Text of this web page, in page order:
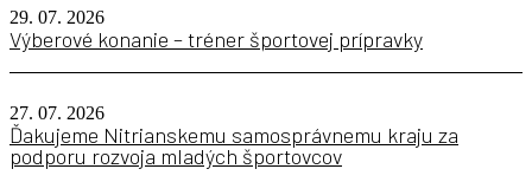
29. 07. 2026
Výberové konanie – tréner športovej prípravky
27. 07. 2026
Ďakujeme Nitrianskemu samosprávnemu kraju za
podporu rozvoja mladých športovcov